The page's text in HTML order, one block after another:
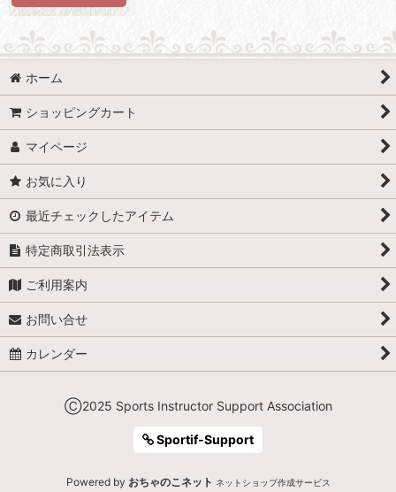
ホーム
ショッピングカート
マイページ
お気に入り
最近チェックしたアイテム
特定商取引法表示
ご利用案内
お問い合せ
カレンダー
Ⓒ2025 Sports Instructor Support Association
Sportif-Support
Powered by おちゃのこネット ネットショップ作成サービス